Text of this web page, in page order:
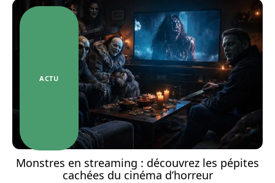
ACTU
Monstres en streaming : découvrez les pépites
cachées du cinéma d’horreur